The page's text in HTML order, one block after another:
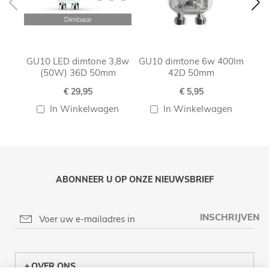
GU10 LED dimtone 3,8w
(50W) 36D 50mm
€ 29,95
In Winkelwagen
GU10 dimtone 6w 400lm
42D 50mm
€ 5,95
In Winkelwagen
ABONNEER U OP ONZE NIEUWSBRIEF
INSCHRIJVEN
OVER ONS